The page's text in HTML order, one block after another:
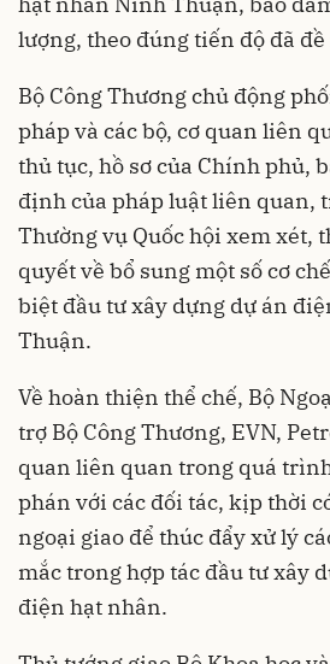
lượng, theo đúng tiến độ đã đề
Bộ Công Thương chủ động
pháp và các bộ, cơ quan liên
thủ tục, hồ sơ của Chính phủ,
định của pháp luật liên quan,
Thường vụ Quốc hội xem xét,
quyết về bổ sung một số cơ
biệt đầu tư xây dựng dự án
Thuận.
Về hoàn thiện thể chế, Bộ
trợ Bộ Công Thương, EVN,
quan liên quan trong quá
phán với các đối tác, kịp thời
ngoại giao để thúc đẩy xử lý
mắc trong hợp tác đầu tư xây
điện hạt nhân.